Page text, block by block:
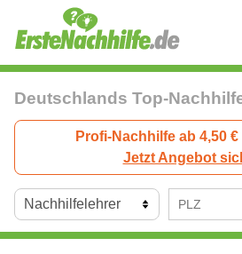
Deutschlands Top-
Profi-Nachhilfe ab 4,50
Jetzt Angebot